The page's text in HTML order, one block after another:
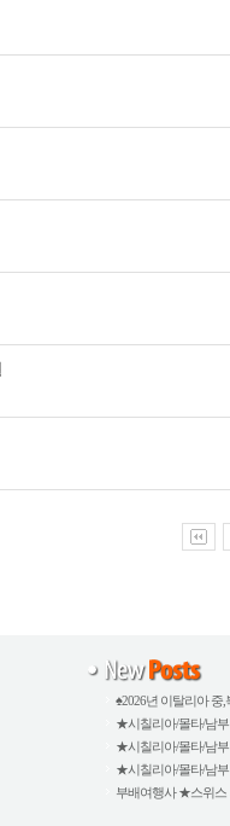
♠2026년 이탈리아 중,
★시칠리아/몰타/남
★시칠리아/몰타/남
★시칠리아/몰타/남
부배여행사 ★스위스